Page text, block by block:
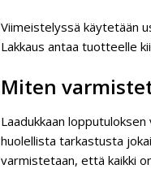
Viimeistelyssä käytetään
Lakkaus antaa tuotteelle
Miten
Laadukkaan
huolellista tarkastusta
varmistetaan, että kaikki